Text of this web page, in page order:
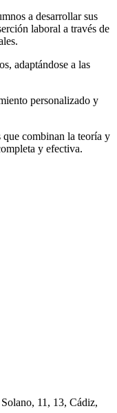
a desarrollar sus
laboral a través de
adaptándose a las
personalizado y
combinan la teoría y
y efectiva.
11, 13, Cádiz,